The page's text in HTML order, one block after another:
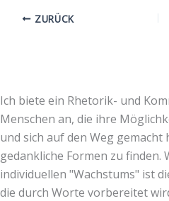
ZURÜCK
Ich biete ein Rhetorik- und
Menschen an, die ihre
und sich auf den Weg
gedankliche Formen zu finden.
individuellen "Wachstums" ist
die durch Worte vorbereitet